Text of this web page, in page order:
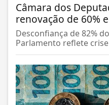
Câmara dos
renovação de 60%
Desconfiança de 82%
Parlamento reflete crise